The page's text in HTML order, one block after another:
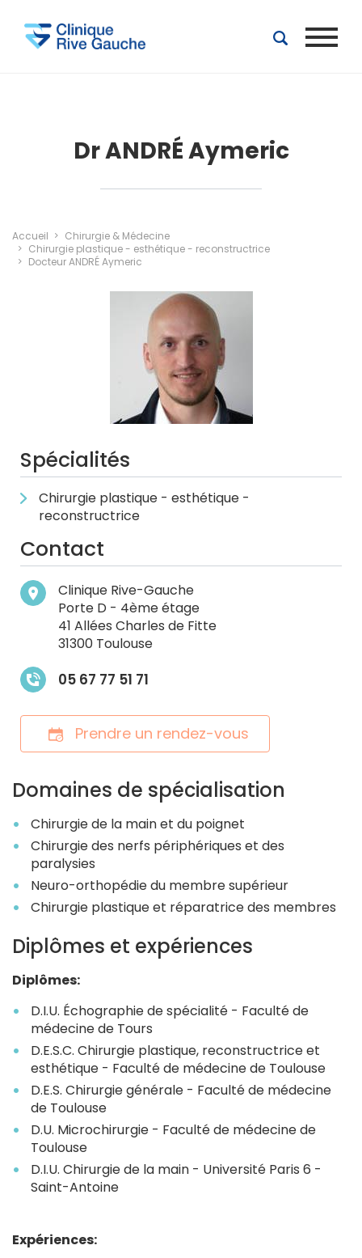
Dr ANDRÉ Aymeric
Accueil
Chirurgie & Médecine
Chirurgie plastique - esthétique - reconstructrice
Docteur ANDRÉ Aymeric
Spécialités
Chirurgie plastique - esthétique -
reconstructrice
Contact
Clinique Rive-Gauche
Porte D - 4ème étage
41 Allées Charles de Fitte
31300 Toulouse
05 67 77 51 71
Prendre un rendez-vous
Domaines de spécialisation
Chirurgie de la main et du poignet
Chirurgie des nerfs périphériques et des
paralysies
Neuro-orthopédie du membre supérieur
Chirurgie plastique et réparatrice des membres
Diplômes et expériences
Diplômes:
D.I.U. Échographie de spécialité - Faculté de
médecine de Tours
D.E.S.C. Chirurgie plastique, reconstructrice et
esthétique - Faculté de médecine de Toulouse
D.E.S. Chirurgie générale - Faculté de médecine
de Toulouse
D.U. Microchirurgie - Faculté de médecine de
Toulouse
D.I.U. Chirurgie de la main - Université Paris 6 -
Saint-Antoine
Expériences: